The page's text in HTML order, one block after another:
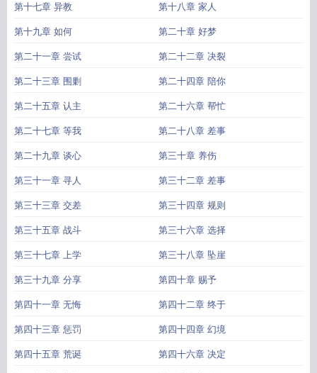
第十七章 异教 第十八章 家人
第十九章 如何 第二十章 好梦
第二十一章 尝试 第二十二章 决裂
第二十三章 围剿 第二十四章 陪你
第二十五章 认主 第二十六章 帮忙
第二十七章 等我 第二十八章 差事
第二十九章 谈心 第三十章 养伤
第三十一章 寻人 第三十二章 差事
第三十三章 交差 第三十四章 规则
第三十五章 战斗 第三十六章 选择
第三十七章 上学 第三十八章 坠崖
第三十九章 分享 第四十章 赐予
第四十一章 无悔 第四十二章 终于
第四十三章 惩罚 第四十四章 幻境
第四十五章 荒诞 第四十六章 决定